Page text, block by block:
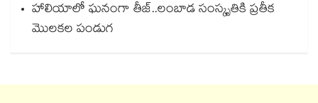
హాలియాలో ఘనంగా తీజ్..లంబాడ సంస్కృతికి ప్రతీక
మొలకల పండుగ